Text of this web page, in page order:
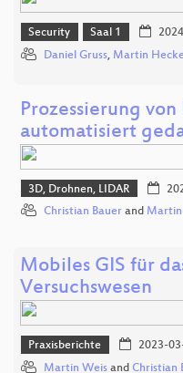
Security Saal 1
Daniel Gruss, Martin
Prozessierung
automatisiert
3D, Drohnen, LIDAR
Christian Bauer and Martin
Mobiles GIS für
Versuchswesen
Praxisberichte 2023-
Martin Weis and Christian